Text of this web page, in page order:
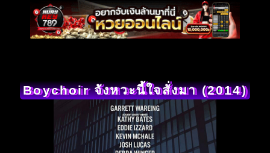
Boychoir จังหวะนี้ใจสั่งมา (2014)